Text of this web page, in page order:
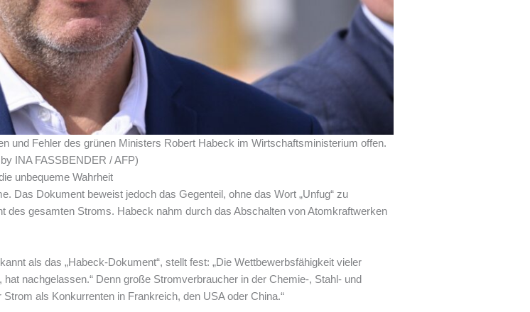
und Fehler des grünen Ministers Robert Habeck im Wirtschaftsministerium offen.
INA FASSBENDER / AFP)
unbequeme Wahrheit
Das Dokument beweist jedoch das Gegenteil, ohne das Wort „Unfug“ zu
des gesamten Stroms. Habeck nahm durch das Abschalten von Atomkraftwerken
als das „Habeck-Dokument“, stellt fest: „Die Wettbewerbsfähigkeit vieler
nachgelassen.“ Denn große Stromverbraucher in der Chemie-, Stahl- und
als Konkurrenten in Frankreich, den USA oder China.“